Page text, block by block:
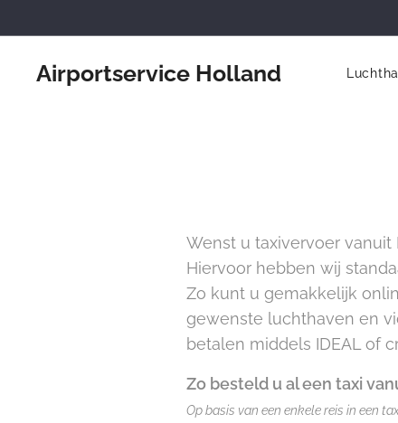
Airportservice Holland
Wenst u taxivervoer vanuit
Hiervoor hebben wij
Zo kunt u gemakkelijk
gewenste luchthaven en
betalen middels IDEAL of
Zo besteld u al een taxi
Op basis van een enkele reis in een